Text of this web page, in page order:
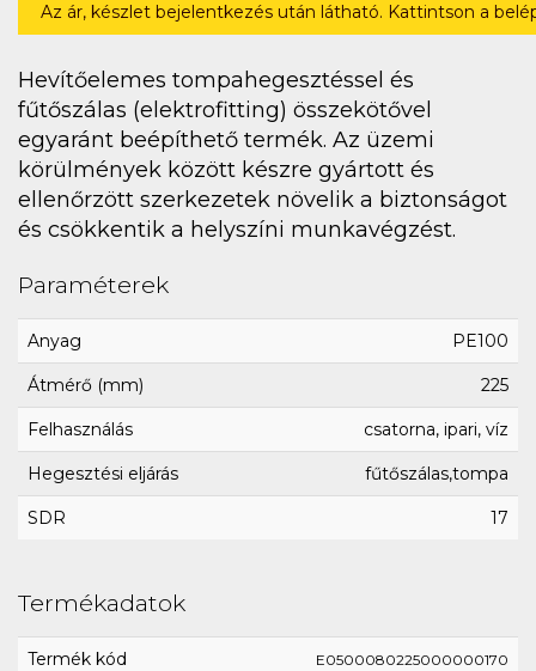
Az ár, készlet bejelentkezés után látható. Kattintson a
Hevítőelemes tompahegesztéssel és
fűtőszálas (elektrofitting) összekötővel
egyaránt beépíthető termék. Az üzemi
körülmények között készre gyártott és
ellenőrzött szerkezetek növelik a biztonságot
és csökkentik a helyszíni munkavégzést.
Paraméterek
Anyag PE100
Átmérő (mm) 225
Felhasználás csatorna, ipari, víz
Hegesztési eljárás fűtőszálas,tompa
SDR 17
Termékadatok
Termék kód E0500080225000000170